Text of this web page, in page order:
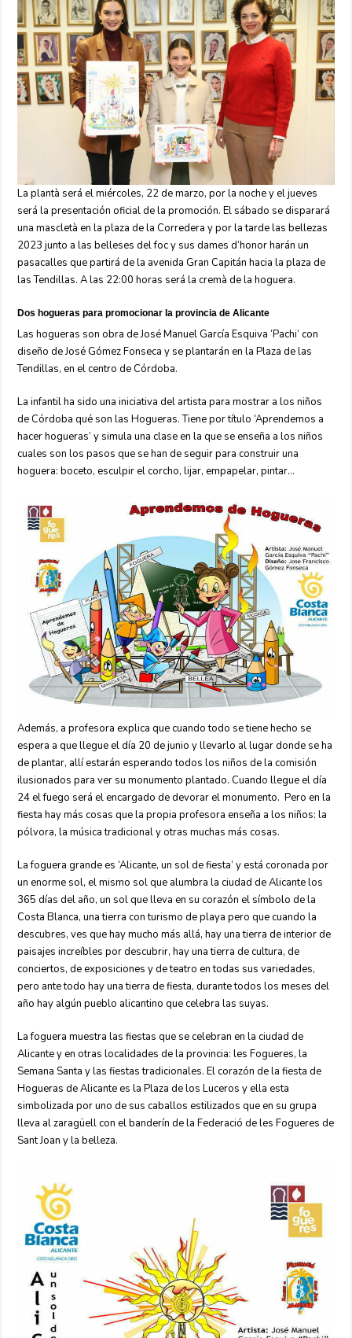
La plantà será el miércoles, 22 de marzo, por la noche y el jueves
será la presentación oficial de la promoción. El sábado se disparará
una mascletà en la plaza de la Corredera y por la tarde las bellezas
2023 junto a las belleses del foc y sus dames d’honor harán un
pasacalles que partirá de la avenida Gran Capitán hacia la plaza de
las Tendillas. A las 22:00 horas será la cremà de la hoguera.
Dos hogueras para promocionar la provincia de Alicante
Las hogueras son obra de José Manuel García Esquiva ‘Pachi’ con
diseño de José Gómez Fonseca y se plantarán en la Plaza de las
Tendillas, en el centro de Córdoba.
La infantil ha sido una iniciativa del artista para mostrar a los niños
de Córdoba qué son las Hogueras. Tiene por título ‘Aprendemos a
hacer hogueras’ y simula una clase en la que se enseña a los niños
cuales son los pasos que se han de seguir para construir una
hoguera: boceto, esculpir el corcho, lijar, empapelar, pintar…
Además, a profesora explica que cuando todo se tiene hecho se
espera a que llegue el día 20 de junio y llevarlo al lugar donde se ha
de plantar, allí estarán esperando todos los niños de la comisión
ilusionados para ver su monumento plantado. Cuando llegue el día
24 el fuego será el encargado de devorar el monumento. Pero en la
fiesta hay más cosas que la propia profesora enseña a los niños: la
pólvora, la música tradicional y otras muchas más cosas.
La foguera grande es ‘Alicante, un sol de fiesta’ y está coronada por
un enorme sol, el mismo sol que alumbra la ciudad de Alicante los
365 días del año, un sol que lleva en su corazón el símbolo de la
Costa Blanca, una tierra con turismo de playa pero que cuando la
descubres, ves que hay mucho más allá, hay una tierra de interior de
paisajes increíbles por descubrir, hay una tierra de cultura, de
conciertos, de exposiciones y de teatro en todas sus variedades,
pero ante todo hay una tierra de fiesta, durante todos los meses del
año hay algún pueblo alicantino que celebra las suyas.
La foguera muestra las fiestas que se celebran en la ciudad de
Alicante y en otras localidades de la provincia: les Fogueres, la
Semana Santa y las fiestas tradicionales. El corazón de la fiesta de
Hogueras de Alicante es la Plaza de los Luceros y ella esta
simbolizada por uno de sus caballos estilizados que en su grupa
lleva al zaragüell con el banderín de la Federació de les Fogueres de
Sant Joan y la belleza.